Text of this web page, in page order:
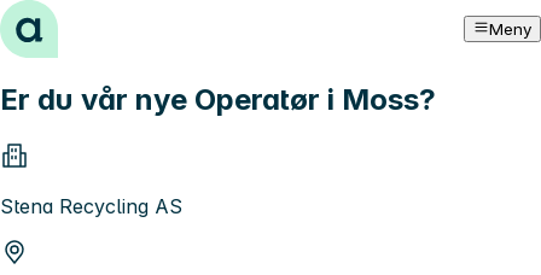
Hopp til innhold Meny
Er du vår nye Operatør i Moss?
Stena Recycling AS